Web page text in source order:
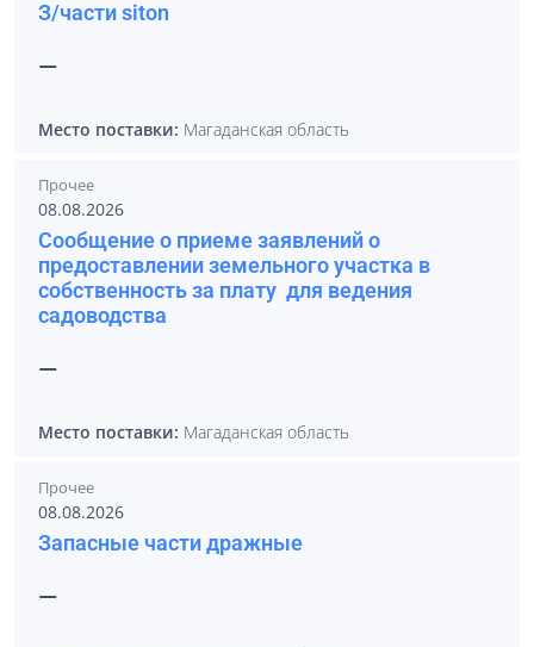
З/части siton
—
Место поставки: Магаданская область
Прочее
08.08.2026
Сообщение о приеме заявлений о
предоставлении земельного участка в
собственность за плату для ведения
садоводства
—
Место поставки: Магаданская область
Прочее
08.08.2026
Запасные части дражные
—